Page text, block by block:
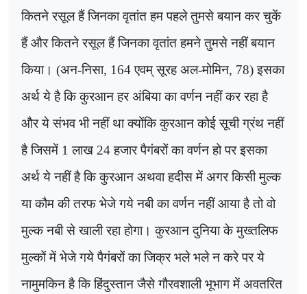
कितने रसूल हैं जिनका वृतांत हम पहले तुमसे बयान कर चुकें
हैं और कितने रसूल हैं जिनका वृतांत हमने तुमसे नहीं बयान
किया। (अन-निसा, 164एवम् सूरह अल-मोमिन, 78)इसका
अर्थ ये है कि कुरआन हर अंबिया का वर्णन नहीं कर रहा है
और ये संभव भी नहीं था क्योंकि कुरआन कोई सूची ग्रंथ नहीं
है जिसमें 1 लाख 24हजार पैगंबरों का वर्णन हो पर इसका
अर्थ ये नहीं है कि कुरआन अथवा हदीस में अगर किसी मुल्क
या कौम की तरफ भेजे गये नबी का वर्णन नहीं आया है तो वो
मुल्क नबी से खाली रहा होगा। कुरआन दुनिया के मुख्तलिफ
मुल्कों में भेजे गये पैगंबरों का जिक्र भले भले न करे पर ये
नामुमकिन है कि हिंदुस्तान जैसे गौरवशाली भूभाग में अवतरित